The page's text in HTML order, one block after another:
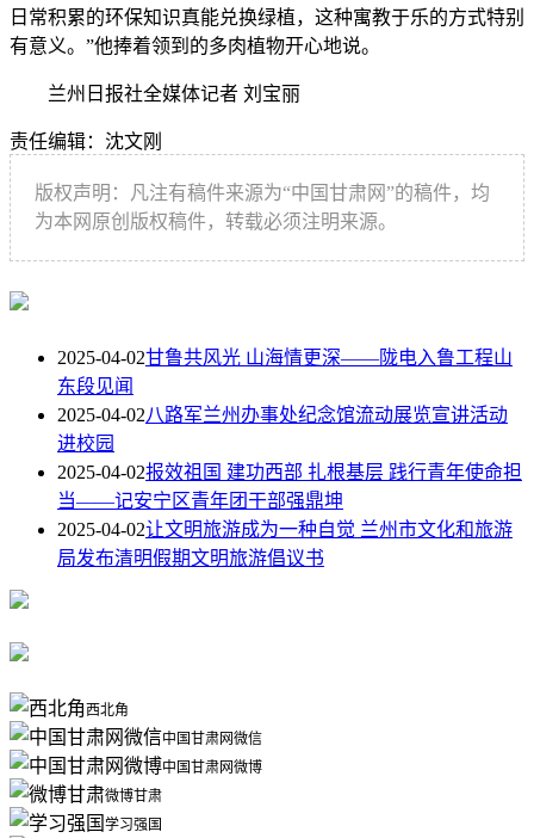
日常积累的环保知识真能兑换绿植，这种寓教于乐的方式特别
有意义。”他捧着领到的多肉植物开心地说。
兰州日报社全媒体记者 刘宝丽
责任编辑：沈文刚
版权声明：凡注有稿件来源为“中国甘肃网”的稿件，均
为本网原创版权稿件，转载必须注明来源。
2025-04-02甘鲁共风光 山海情更深——陇电入鲁工程山
东段见闻
2025-04-02八路军兰州办事处纪念馆流动展览宣讲活动
进校园
2025-04-02报效祖国 建功西部 扎根基层 践行青年使命担
当——记安宁区青年团干部强鼎坤
2025-04-02让文明旅游成为一种自觉 兰州市文化和旅游
局发布清明假期文明旅游倡议书
西北角
中国甘肃网微信
中国甘肃网微博
微博甘肃
学习强国